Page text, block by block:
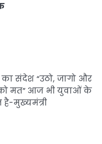
संदेश “उठो, जागो और
मत” आज भी युवाओं के
है-मुख्यमंत्री